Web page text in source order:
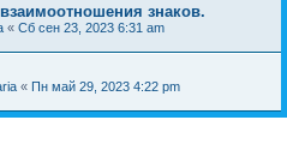
знаков.
« Сб сен 23, 2023 6:31 am
« Пн май 29, 2023 4:22 pm